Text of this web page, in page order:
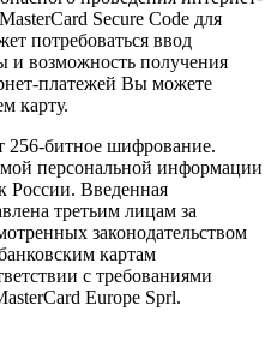
Secure Code для
потребоваться ввод
и возможность получения
платежей Вы можете
карту.
256-битное шифрование.
персональной информации
России. Введенная
третьим лицам за
законодательством
картам
с требованиями
Europe Sprl.